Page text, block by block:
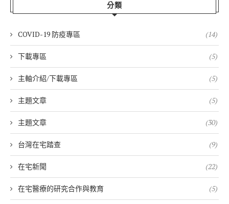
分類
COVID-19 防疫專區 (14)
下載專區 (5)
主軸介紹/下載專區 (5)
主題文章 (5)
主題文章 (30)
台灣在宅踏查 (9)
在宅新聞 (22)
在宅醫療的研究合作與教育 (5)